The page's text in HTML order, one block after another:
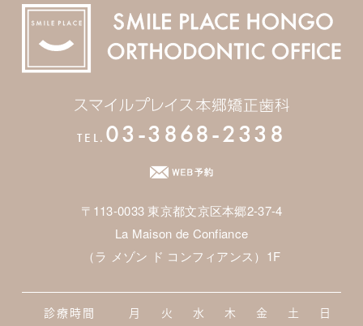
TEL. 03-3868-2338
〒113-0033 東京都文京区本郷2-37-4
La Maison de Confiance
（ラ メゾン ド コンフィアンス）1F
診療時間 月 火 水 木 金 土 日